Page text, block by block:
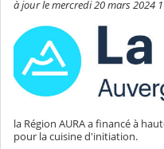
à jour le mercredi 20 mars 2024
la Région AURA a financé à
pour la cuisine d'initiation.